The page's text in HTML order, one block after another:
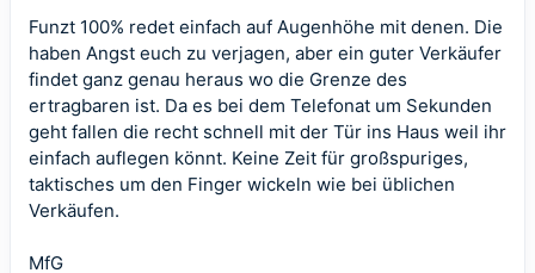
Funzt 100% redet einfach auf Augenhöhe mit denen. Die
haben Angst euch zu verjagen, aber ein guter Verkäufer
findet ganz genau heraus wo die Grenze des
ertragbaren ist. Da es bei dem Telefonat um Sekunden
geht fallen die recht schnell mit der Tür ins Haus weil ihr
einfach auflegen könnt. Keine Zeit für großspuriges,
taktisches um den Finger wickeln wie bei üblichen
Verkäufen.
MfG